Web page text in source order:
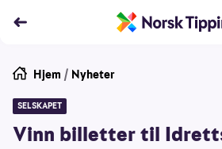
Hjem / Nyheter
SELSKAPET
Vinn billetter til